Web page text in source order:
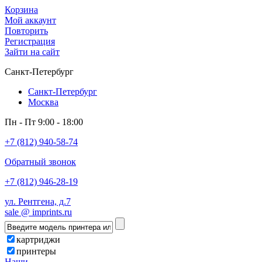
Корзина
Мой аккаунт
Повторить
Регистрация
Зайти на сайт
Санкт-Петербург
Санкт-Петербург
Москва
Пн - Пт 9:00 - 18:00
+7 (812) 940-58-74
Обратный звонок
+7 (812) 946-28-19
ул. Рентгена, д.7
sale @ imprints.ru
картриджи
принтеры